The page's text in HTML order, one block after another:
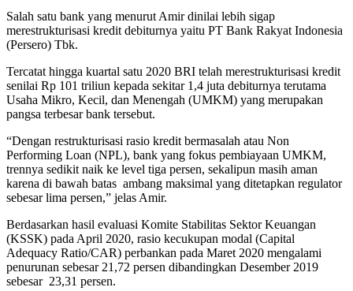
Salah satu bank yang menurut Amir dinilai lebih sigap
merestrukturisasi kredit debiturnya yaitu PT Bank Rakyat Indonesia
(Persero) Tbk.
Tercatat hingga kuartal satu 2020 BRI telah merestrukturisasi kredit
senilai Rp 101 triliun kepada sekitar 1,4 juta debiturnya terutama
Usaha Mikro, Kecil, dan Menengah (UMKM) yang merupakan
pangsa terbesar bank tersebut.
“Dengan restrukturisasi rasio kredit bermasalah atau Non
Performing Loan (NPL), bank yang fokus pembiayaan UMKM,
trennya sedikit naik ke level tiga persen, sekalipun masih aman
karena di bawah batas ambang maksimal yang ditetapkan regulator
sebesar lima persen,” jelas Amir.
Berdasarkan hasil evaluasi Komite Stabilitas Sektor Keuangan
(KSSK) pada April 2020, rasio kecukupan modal (Capital
Adequacy Ratio/CAR) perbankan pada Maret 2020 mengalami
penurunan sebesar 21,72 persen dibandingkan Desember 2019
sebesar 23,31 persen.